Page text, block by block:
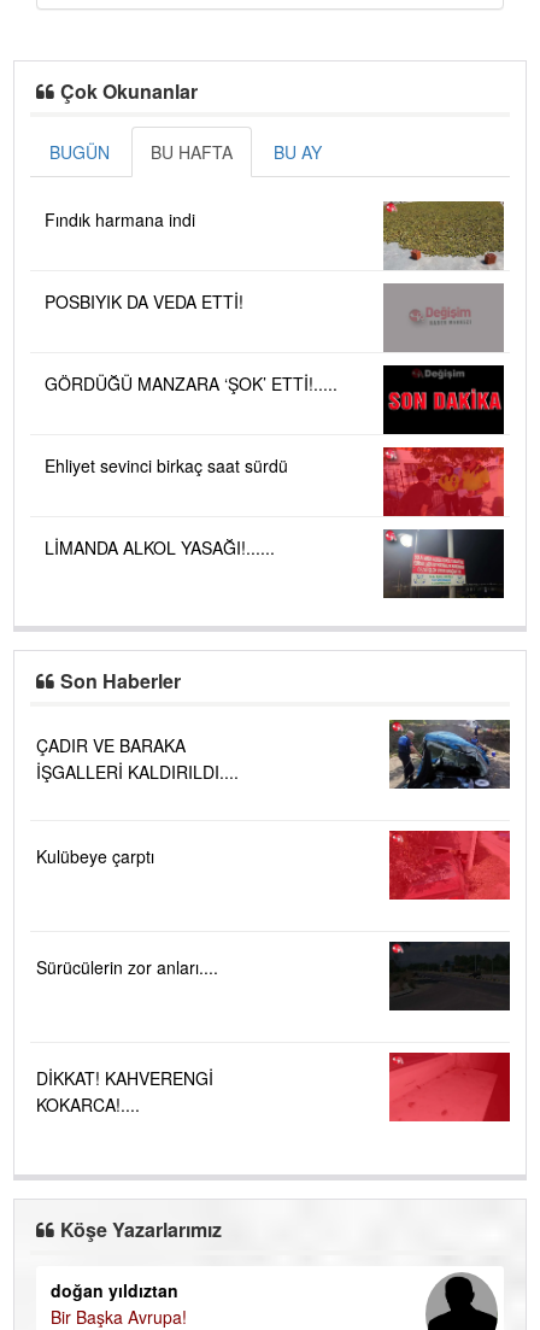
Çok Okunanlar
BUGÜN BU HAFTA BU AY
Fındık harmana indi
POSBIYIK DA VEDA ETTİ!
GÖRDÜĞÜ MANZARA ‘ŞOK’ ETTİ!.....
Ehliyet sevinci birkaç saat sürdü
LİMANDA ALKOL YASAĞI!......
Son Haberler
ÇADIR VE BARAKA
İŞGALLERİ KALDIRILDI....
Kulübeye çarptı
Sürücülerin zor anları....
DİKKAT! KAHVERENGİ
KOKARCA!....
Köşe Yazarlarımız
doğan yıldıztan
Bir Başka Avrupa!